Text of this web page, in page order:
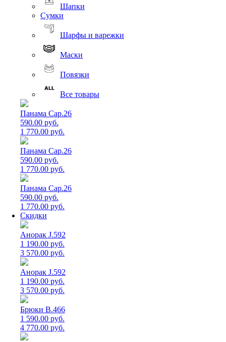
Шапки
Сумки
Шарфы и варежки
Маски
Повязки
Все товары
Панама Cap.26
590.00 руб.
1 770.00 руб.
Панама Cap.26
590.00 руб.
1 770.00 руб.
Панама Cap.26
590.00 руб.
1 770.00 руб.
Скидки
Анорак J.592
1 190.00 руб.
3 570.00 руб.
Анорак J.592
1 190.00 руб.
3 570.00 руб.
Брюки B.466
1 590.00 руб.
4 770.00 руб.